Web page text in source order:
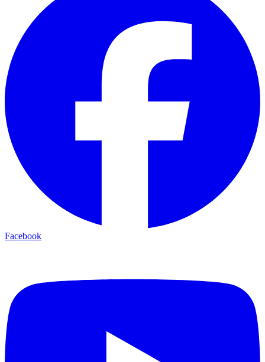
Facebook